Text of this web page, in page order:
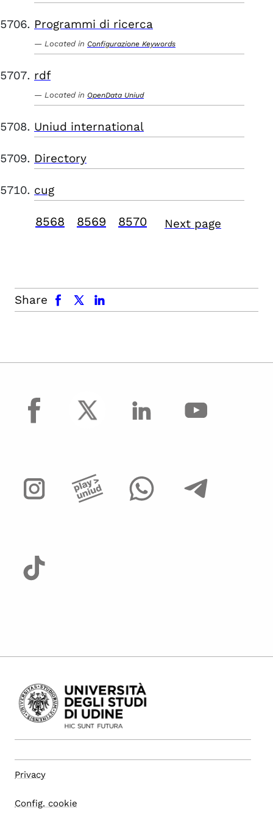
Programmi di ricerca
Located in Configurazione Keywords
rdf
Located in OpenData Uniud
Uniud international
Directory
cug
8568 8569 8570 Next page
Share
facebook x.com linkedin
facebook
Privacy
Config. cookie